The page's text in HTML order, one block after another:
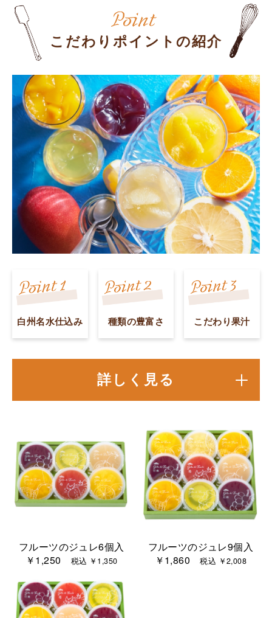
こだわりポイントの紹介
白州名水仕込み 種類の豊富さ こだわり果汁
詳しく見る
フルーツのジュレ6個入
￥1,250
税込 ￥1,350
フルーツのジュレ9個入
￥1,860税込 ￥2,008